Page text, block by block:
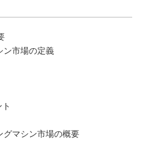
ン市場の定義
グマシン市場の概要